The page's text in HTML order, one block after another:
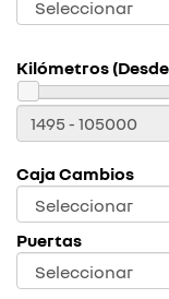
Kilómetros
Caja Cambios
Puertas